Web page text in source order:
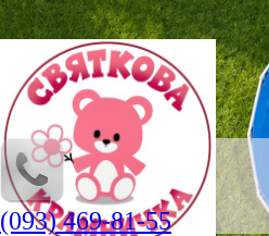
(093) 469-81-55